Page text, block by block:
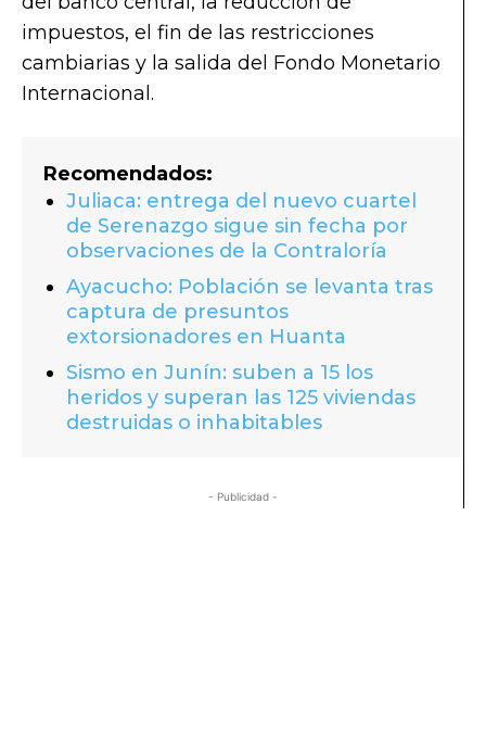
impuestos, el fin de las restricciones
cambiarias y la salida del Fondo Monetario
Internacional.
Recomendados:
Juliaca: entrega del nuevo cuartel
de Serenazgo sigue sin fecha por
observaciones de la Contraloría
Ayacucho: Población se levanta tras
captura de presuntos
extorsionadores en Huanta
Sismo en Junín: suben a 15 los
heridos y superan las 125 viviendas
destruidas o inhabitables
- Publicidad -